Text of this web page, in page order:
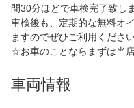
間30分ほどで車検完了致し
車検後も、定期的な無料オ
ますのでぜひご利用くださ
☆お車のことならまずは当
車両情報